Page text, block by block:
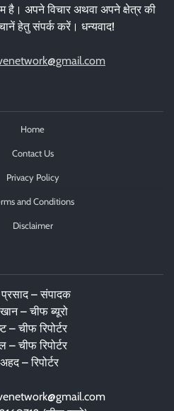
है। अपने विचार अथवा अपने क्षेत्र की
हेतु संपर्क करें। धन्यवाद!
Home
Contact Us
Privacy Policy
and Conditions
Disclaimer
– संपादक
– चीफ ब्यूरो
– चीफ रिपोर्टर
– चीफ रिपोर्टर
– रिपोर्टर